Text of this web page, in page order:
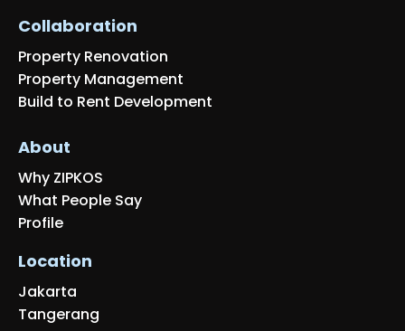
Collaboration
Property Renovation
Property Management
Build to Rent Development
About
Why ZIPKOS
What People Say
Profile
Location
Jakarta
Tangerang